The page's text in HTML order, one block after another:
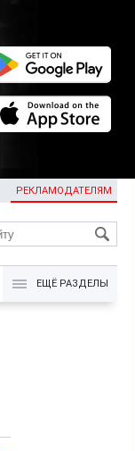
РЕКЛАМОДАТЕЛЯМ
KG
ЕЩЁ РАЗДЕЛЫ